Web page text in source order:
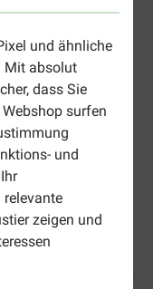
und ähnliche
Mit absolut
dass Sie
surfen
und
relevante
zeigen und
Lachs und
Nassfutter, das
Die Vorteile
und Forelle
Portionen